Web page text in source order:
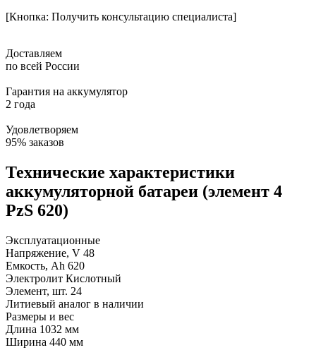
[Кнопка: Получить консультацию специалиста]
Доставляем
по всей России
Гарантия на аккумулятор
2 года
Удовлетворяем
95% заказов
Технические характеристики
аккумуляторной батареи (элемент 4
PzS 620)
Эксплуатационные
Напряжение, V 48
Емкость, Ah 620
Электролит Кислотный
Элемент, шт. 24
Литиевый аналог в наличии
Размеры и вес
Длина 1032 мм
Ширина 440 мм